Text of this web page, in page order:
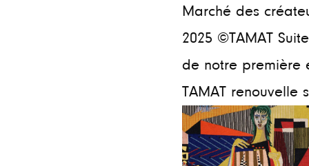
Marché des
2025 ©TAMAT
de notre première
TAMAT renouvelle